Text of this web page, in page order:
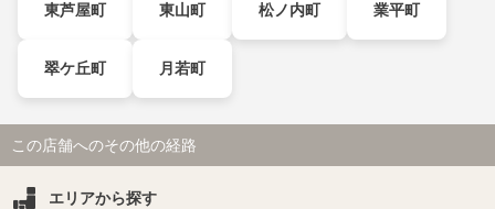
東芦屋町 東山町 松ノ内町 業平町
翠ケ丘町 月若町
この店舗へのその他の経路
エリアから探す